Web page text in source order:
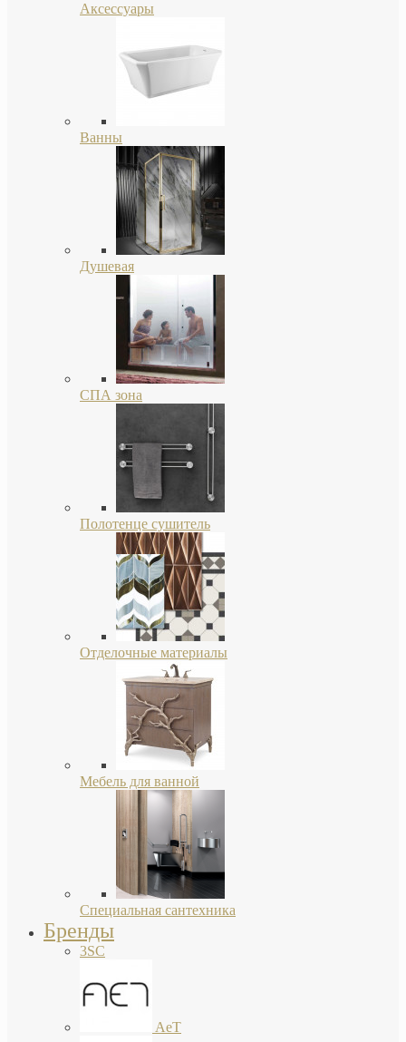
Аксессуары
Ванны
Душевая
СПА зона
Полотенце сушитель
Отделочные материалы
Мебель для ванной
Специальная сантехника
Бренды
3SC
AeT